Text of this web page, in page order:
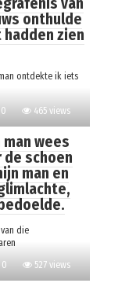
onthulde
zien
ontdekte ik iets
0 465 views
wees
schoen
man en
die
0 527 views